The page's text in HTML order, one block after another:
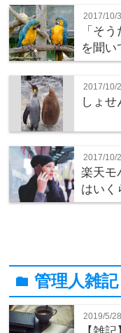
2017/10/
「そ
を聞い
2017/10/
しょせ
2017/10/
楽天モ
はいく
folder管理人雑記
2019/5/28